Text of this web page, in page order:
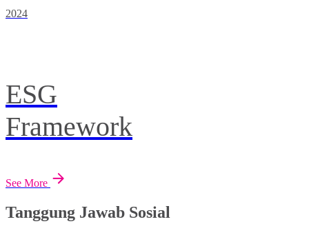
2024
ESG
Framework
See More
Tanggung Jawab Sosial